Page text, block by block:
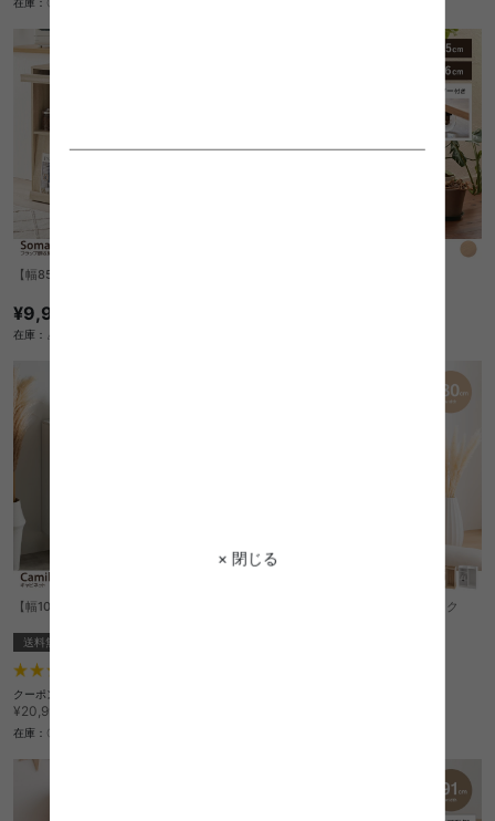
× 閉じる
【幅85cm】Soma フラップ扉収納
¥9,900
在庫：△
【幅100cm】キャビネット
送料無料
クーポン利用で
¥20,999→
在庫：〇
Pila マルチ収納付きランドセルラック